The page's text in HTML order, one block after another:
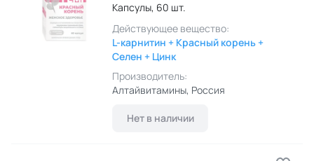
Капсулы, 60 шт.
Действующее вещество:
L-карнитин + Красный корень +
Селен + Цинк
Производитель:
Алтайвитамины, Россия
Нет в наличии